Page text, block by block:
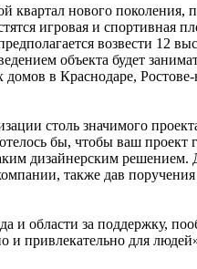
нового поколения,
игровая и спортивная
возвести 12
объекта будет
в Краснодаре,
столь значимого
бы, чтобы ваш проект
дизайнерским решением.
также дав
области за поддержку,
привлекательно для